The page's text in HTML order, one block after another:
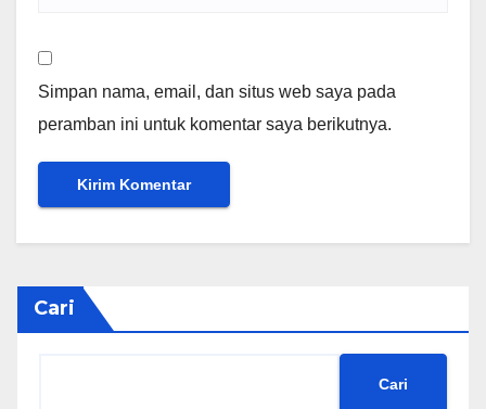
Simpan nama, email, dan situs web saya pada
peramban ini untuk komentar saya berikutnya.
Cari
Cari